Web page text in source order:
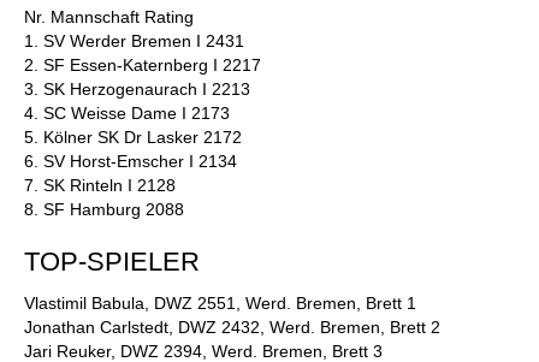
Nr. Mannschaft Rating
1. SV Werder Bremen I 2431
2. SF Essen-Katernberg I 2217
3. SK Herzogenaurach I 2213
4. SC Weisse Dame I 2173
5. Kölner SK Dr Lasker 2172
6. SV Horst-Emscher I 2134
7. SK Rinteln I 2128
8. SF Hamburg 2088
TOP-SPIELER
Vlastimil Babula, DWZ 2551, Werd. Bremen, Brett 1
Jonathan Carlstedt, DWZ 2432, Werd. Bremen, Brett 2
Jari Reuker, DWZ 2394, Werd. Bremen, Brett 3